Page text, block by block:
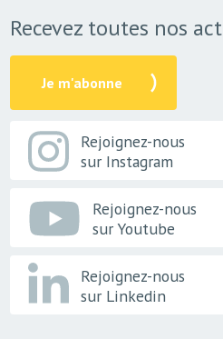
Recevez toutes nos
Je m'abonne
Rejoignez-nous
sur Instagram
Rejoignez-nous
sur Youtube
Rejoignez-nous
sur Linkedin